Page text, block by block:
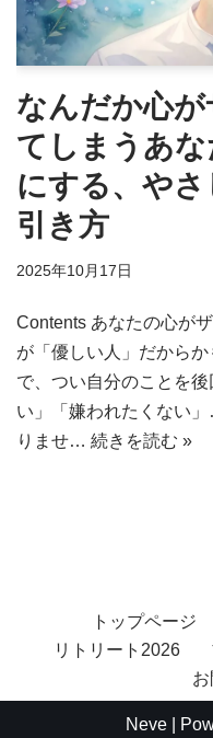
なんだか心
てしまうあな
にする、や
引き方
2025年10月17日
Contents あなたの心が
が「優しい人」だから
で、つい自分のことを
い」「嫌われたくない
りませ… 続きを読む »
トップページ
リトリート2026
Neve |